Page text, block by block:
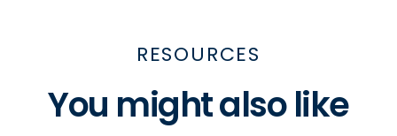
RESOURCES
You might also like